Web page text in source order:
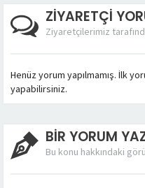
ZİYARETÇİ
Ziyaretçilerimiz
Henüz yorum yapılmamış. İlk
yapabilirsiniz.
BİR YORUM
Bu konu hakkındaki